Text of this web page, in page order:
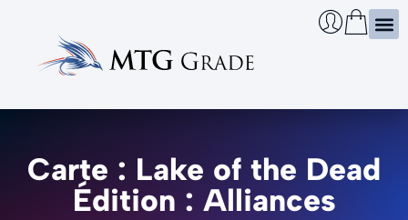
Carte : Lake of the Dead
Édition : Alliances